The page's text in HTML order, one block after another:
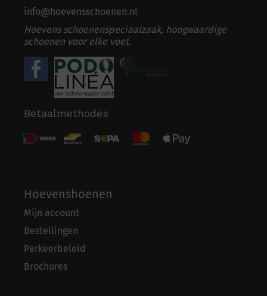
info@hoevensschoenen.nl
Hoevens schoenenspeciaalzaak, hoogwaardige
schoenen voor elke voet.
Betaalmethodes
Hoevenshoenen
Mijn account
Bestellingen
Parkeerbeleid
Brochures